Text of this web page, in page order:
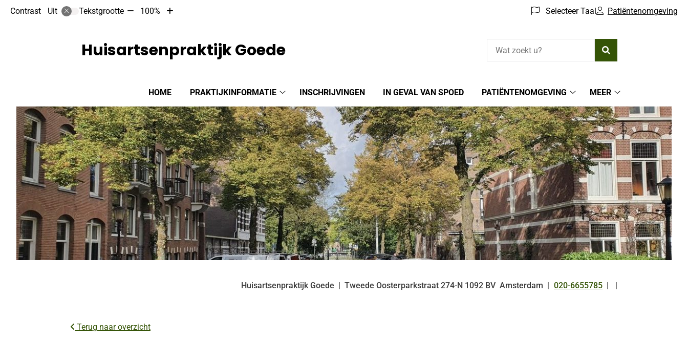
Contrast Uit Tekstgrootte Tekst
10%
100%
Tekst
Selecteer Taal Patiëntenomgeving
HOME
PRAKTIJKINFORMATIE
submenu
INSCHRIJVINGEN IN GEVAL VAN SPOED
PATIËNTENOMGEVING
submenu
MEER
submenu
Huisartsenpraktijk Goede
Huisartsenpraktijk Goede Tweede Oosterparkstraat 274-N 1092 BV Amsterdam Tel:
020-6655785
Terug naar overzicht